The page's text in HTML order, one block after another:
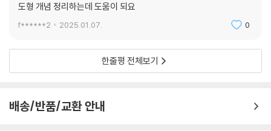
도형 개념 정리하는데 도움이 되요
f******2 2025.01.07. 0
한줄평 전체보기
배송/반품/교환 안내